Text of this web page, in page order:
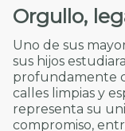
Orgullo,
Uno de sus
sus hijos
profundamente
calles limpias y
representa su
compromiso,